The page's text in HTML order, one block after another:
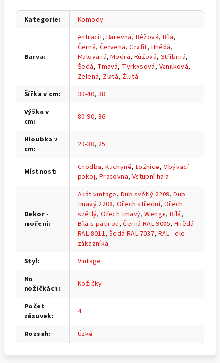
Kategorie: Komody
Barva:
Antracit,Barevná, Béžová, Bílá,
Černá, Červená,Grafit, Hnědá,
Malovaná,Modrá, Růžová,Stříbrná,
Šedá, Tmavá, Tyrkysová, Vanilková,
Zelená, Zlatá, Žlutá
Šířka v cm: 30-40, 38
Výška v
cm: 80-90, 86
Hloubka v
cm: 20-30, 25
Místnost: Chodba,Kuchyně, Ložnice,Obývací
pokoj, Pracovna, Vstupní hala
Dekor -
moření:
Akát vintage, Dub světlý 2209,Dub
tmavý 2208, Ořech střední, Ořech
světlý,Ořech tmavý,Wenge,Bílá,
Bílá s patinou,Černá RAL 9005, Hnědá
RAL 8011,Šedá RAL 7037,RAL - dle
zákazníka
Styl:
Vintage
Na
nožičkách: Nožičky
Počet
zásuvek: 4
Rozsah: Úzké